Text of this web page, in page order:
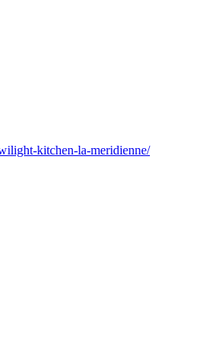
kitchen-la-meridienne/